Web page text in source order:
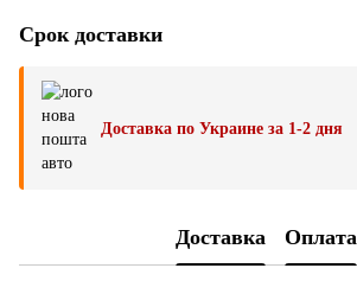
Срок доставки
Доставка по Украине за 1-2 дня
Доставка Оплата